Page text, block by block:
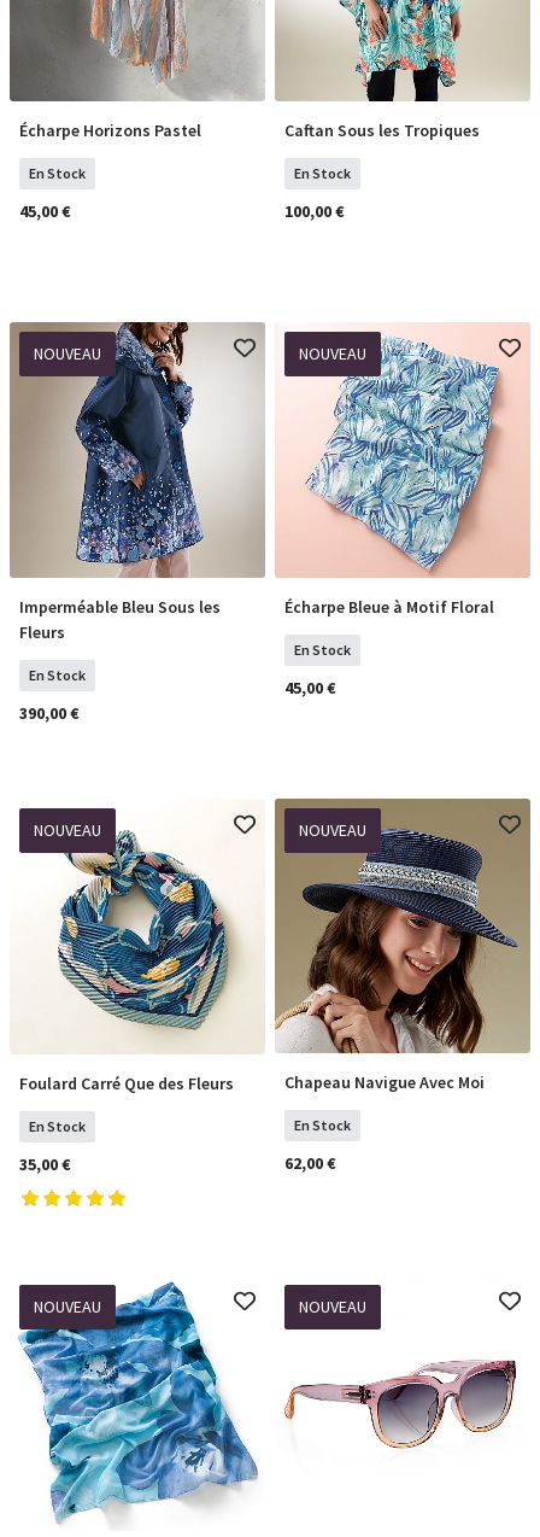
COMMANDER
Écharpe Horizons Pastel
En Stock
45,00 €
COMMANDER
Caftan Sous les Tropiques
En Stock
100,00 €
NOUVEAU
Sélectionner Tailles
Imperméable Bleu Sous les
Fleurs
En Stock
390,00 €
NOUVEAU
COMMANDER
Écharpe Bleue à Motif Floral
En Stock
45,00 €
NOUVEAU
COMMANDER
Foulard Carré Que des Fleurs
En Stock
35,00 €
NOUVEAU
COMMANDER
Chapeau Navigue Avec Moi
En Stock
62,00 €
NOUVEAU NOUVEAU